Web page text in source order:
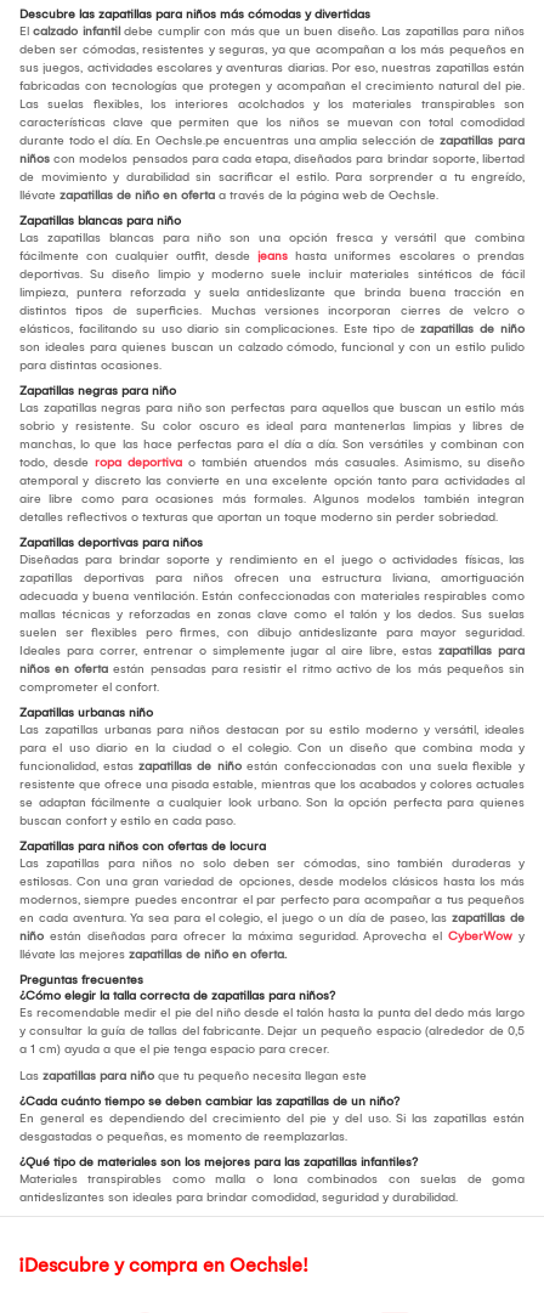
Descubre las zapatillas para niños más cómodas y divertidas
El calzado infantil debe cumplir con más que un buen diseño. Las zapatillas para niños
deben ser cómodas, resistentes y seguras, ya que acompañan a los más pequeños en
sus juegos, actividades escolares y aventuras diarias. Por eso, nuestras zapatillas están
fabricadas con tecnologías que protegen y acompañan el crecimiento natural del pie.
Las suelas flexibles, los interiores acolchados y los materiales transpirables son
características clave que permiten que los niños se muevan con total comodidad
durante todo el día. En Oechsle.pe encuentras una amplia selección de zapatillas para
niños con modelos pensados para cada etapa, diseñados para brindar soporte, libertad
de movimiento y durabilidad sin sacrificar el estilo. Para sorprender a tu engreído,
llévate zapatillas de niño en oferta a través de la página web de Oechsle.
Zapatillas blancas para niño
Las zapatillas blancas para niño son una opción fresca y versátil que combina
fácilmente con cualquier outfit, desde jeans hasta uniformes escolares o prendas
deportivas. Su diseño limpio y moderno suele incluir materiales sintéticos de fácil
limpieza, puntera reforzada y suela antideslizante que brinda buena tracción en
distintos tipos de superficies. Muchas versiones incorporan cierres de velcro o
elásticos, facilitando su uso diario sin complicaciones. Este tipo de zapatillas de niño
son ideales para quienes buscan un calzado cómodo, funcional y con un estilo pulido
para distintas ocasiones.
Zapatillas negras para niño
Las zapatillas negras para niño son perfectas para aquellos que buscan un estilo más
sobrio y resistente. Su color oscuro es ideal para mantenerlas limpias y libres de
manchas, lo que las hace perfectas para el día a día. Son versátiles y combinan con
todo, desde ropa deportiva o también atuendos más casuales. Asimismo, su diseño
atemporal y discreto las convierte en una excelente opción tanto para actividades al
aire libre como para ocasiones más formales. Algunos modelos también integran
detalles reflectivos o texturas que aportan un toque moderno sin perder sobriedad.
Zapatillas deportivas para niños
Diseñadas para brindar soporte y rendimiento en el juego o actividades físicas, las
zapatillas deportivas para niños ofrecen una estructura liviana, amortiguación
adecuada y buena ventilación. Están confeccionadas con materiales respirables como
mallas técnicas y reforzadas en zonas clave como el talón y los dedos. Sus suelas
suelen ser flexibles pero firmes, con dibujo antideslizante para mayor seguridad.
Ideales para correr, entrenar o simplemente jugar al aire libre, estas zapatillas para
niños en oferta están pensadas para resistir el ritmo activo de los más pequeños sin
comprometer el confort.
Zapatillas urbanas niño
Las zapatillas urbanas para niños destacan por su estilo moderno y versátil, ideales
para el uso diario en la ciudad o el colegio. Con un diseño que combina moda y
funcionalidad, estas zapatillas de niño están confeccionadas con una suela flexible y
resistente que ofrece una pisada estable, mientras que los acabados y colores actuales
se adaptan fácilmente a cualquier look urbano. Son la opción perfecta para quienes
buscan confort y estilo en cada paso.
Zapatillas para niños con ofertas de locura
Las zapatillas para niños no solo deben ser cómodas, sino también duraderas y
estilosas. Con una gran variedad de opciones, desde modelos clásicos hasta los más
modernos, siempre puedes encontrar el par perfecto para acompañar a tus pequeños
en cada aventura. Ya sea para el colegio, el juego o un día de paseo, las zapatillas de
niño están diseñadas para ofrecer la máxima seguridad. Aprovecha el CyberWow y
llévate las mejores zapatillas de niño en oferta.
Preguntas frecuentes
¿Cómo elegir la talla correcta de zapatillas para niños?
Es recomendable medir el pie del niño desde el talón hasta la punta del dedo más largo
y consultar la guía de tallas del fabricante. Dejar un pequeño espacio (alrededor de 0,5
a 1 cm) ayuda a que el pie tenga espacio para crecer.
Las zapatillas para niño que tu pequeño necesita llegan este
¿Cada cuánto tiempo se deben cambiar las zapatillas de un niño?
En general es dependiendo del crecimiento del pie y del uso. Si las zapatillas están
desgastadas o pequeñas, es momento de reemplazarlas.
¿Qué tipo de materiales son los mejores para las zapatillas infantiles?
Materiales transpirables como malla o lona combinados con suelas de goma
antideslizantes son ideales para brindar comodidad, seguridad y durabilidad.
¡Descubre y compra en Oechsle!